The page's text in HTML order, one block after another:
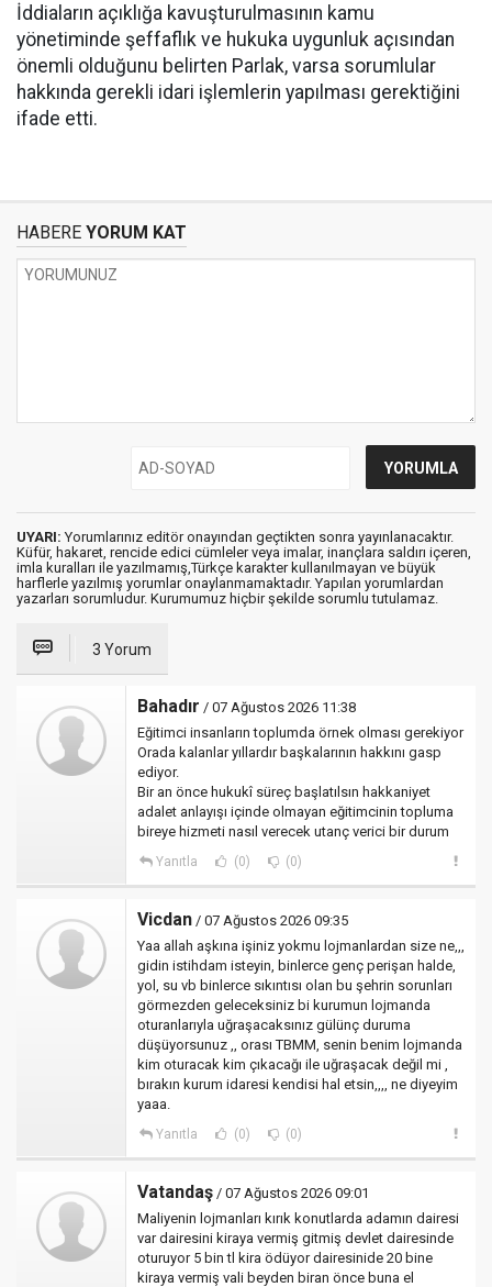
İddiaların açıklığa kavuşturulmasının kamu
yönetiminde şeffaflık ve hukuka uygunluk açısından
önemli olduğunu belirten Parlak, varsa sorumlular
hakkında gerekli idari işlemlerin yapılması gerektiğini
ifade etti.
HABERE YORUM KAT
UYARI: Yorumlarınız editör onayından geçtikten sonra yayınlanacaktır.
Küfür, hakaret, rencide edici cümleler veya imalar, inançlara saldırı içeren,
imla kuralları ile yazılmamış,Türkçe karakter kullanılmayan ve büyük
harflerle yazılmış yorumlar onaylanmamaktadır. Yapılan yorumlardan
yazarları sorumludur. Kurumumuz hiçbir şekilde sorumlu tutulamaz.
3 Yorum
Bahadır / 07 Ağustos 2026 11:38
Eğitimci insanların toplumda örnek olması gerekiyor
Orada kalanlar yıllardır başkalarının hakkını gasp
ediyor.
Bir an önce hukukî süreç başlatılsın hakkaniyet
adalet anlayışı içinde olmayan eğitimcinin topluma
bireye hizmeti nasıl verecek utanç verici bir durum
Yanıtla (0) (0)
Vicdan / 07 Ağustos 2026 09:35
Yaa allah aşkına işiniz yokmu lojmanlardan size ne,,,
gidin istihdam isteyin, binlerce genç perişan halde,
yol, su vb binlerce sıkıntısı olan bu şehrin sorunları
görmezden geleceksiniz bi kurumun lojmanda
oturanlarıyla uğraşacaksınız gülünç duruma
düşüyorsunuz ,, orası TBMM, senin benim lojmanda
kim oturacak kim çıkacağı ile uğraşacak değil mi ,
bırakın kurum idaresi kendisi hal etsin,,,, ne diyeyim
yaaa.
Yanıtla (0) (0)
Vatandaş / 07 Ağustos 2026 09:01
Maliyenin lojmanları kırık konutlarda adamın dairesi
var dairesini kiraya vermiş gitmiş devlet dairesinde
oturuyor 5 bin tl kira ödüyor dairesinide 20 bine
kiraya vermiş vali beyden biran önce buna el